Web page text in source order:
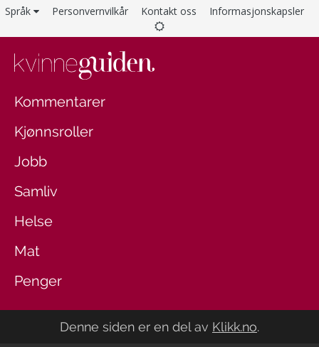
Språk Personvernvilkår Kontakt oss Informasjonskapsler
Kommentarer
Kjønnsroller
Jobb
Samliv
Helse
Mat
Penger
Denne siden er en del av Klikk.no.